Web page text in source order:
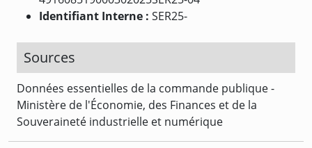
Identifiant Interne : SER25-
Sources
Données essentielles de la commande publique -
Ministère de l'Économie, des Finances et de la
Souveraineté industrielle et numérique